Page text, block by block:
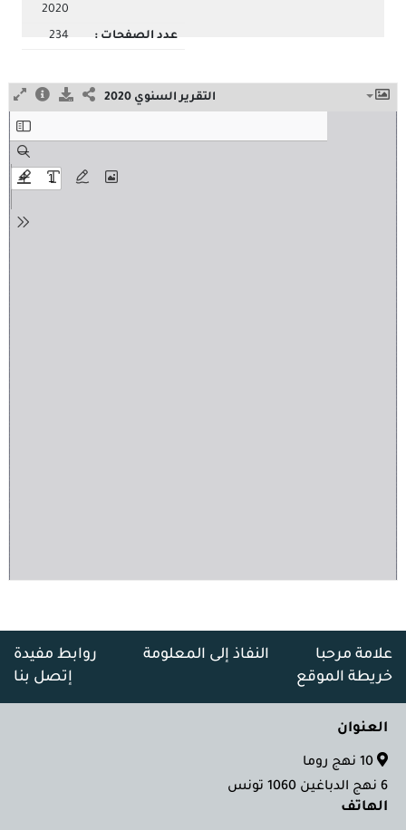
2020
عدد الصفحات : 234
التقرير السنوي 2020
علامة مرحبا النفاذ إلى المعلومة
روابط مفيدة
خريطة الموقع
إتصل بنا
العنوان
6 نهج الدباغين 1060 تونس
الهاتف